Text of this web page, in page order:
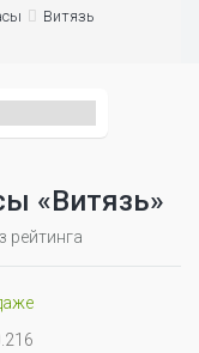
Витязь
«Витязь»
рейтинга